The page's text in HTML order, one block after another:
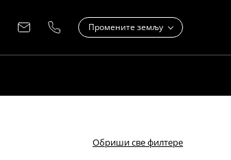
Промените земљу
Обриши све филтере